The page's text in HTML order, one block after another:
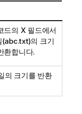
드의 X 필드에서
(abc.txt)의 크기
환합니다.
의 크기를 반환